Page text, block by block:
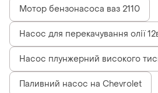
Мотор бензонасоса ваз 2110
Насос для перекачування олії
Насос плунжерний високого
Паливний насос на Chevrolet